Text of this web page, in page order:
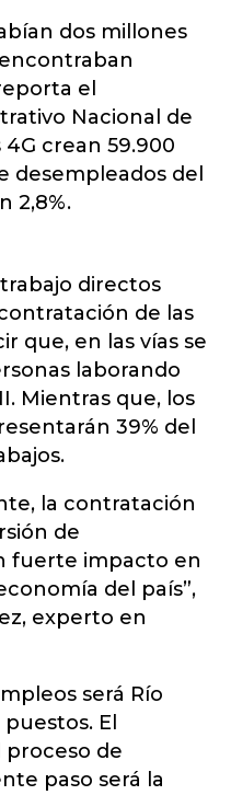
dos millones
el
Nacional de
4G crean 59.900
desempleados del
2,8%.
directos
de las
que, en las vías se
laborando
Mientras que, los
39% del
la contratación
de
fuerte impacto en
del país”,
experto en
será Río
El
proceso de
paso será la